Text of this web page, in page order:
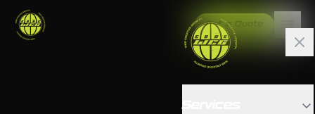
Get a Quote